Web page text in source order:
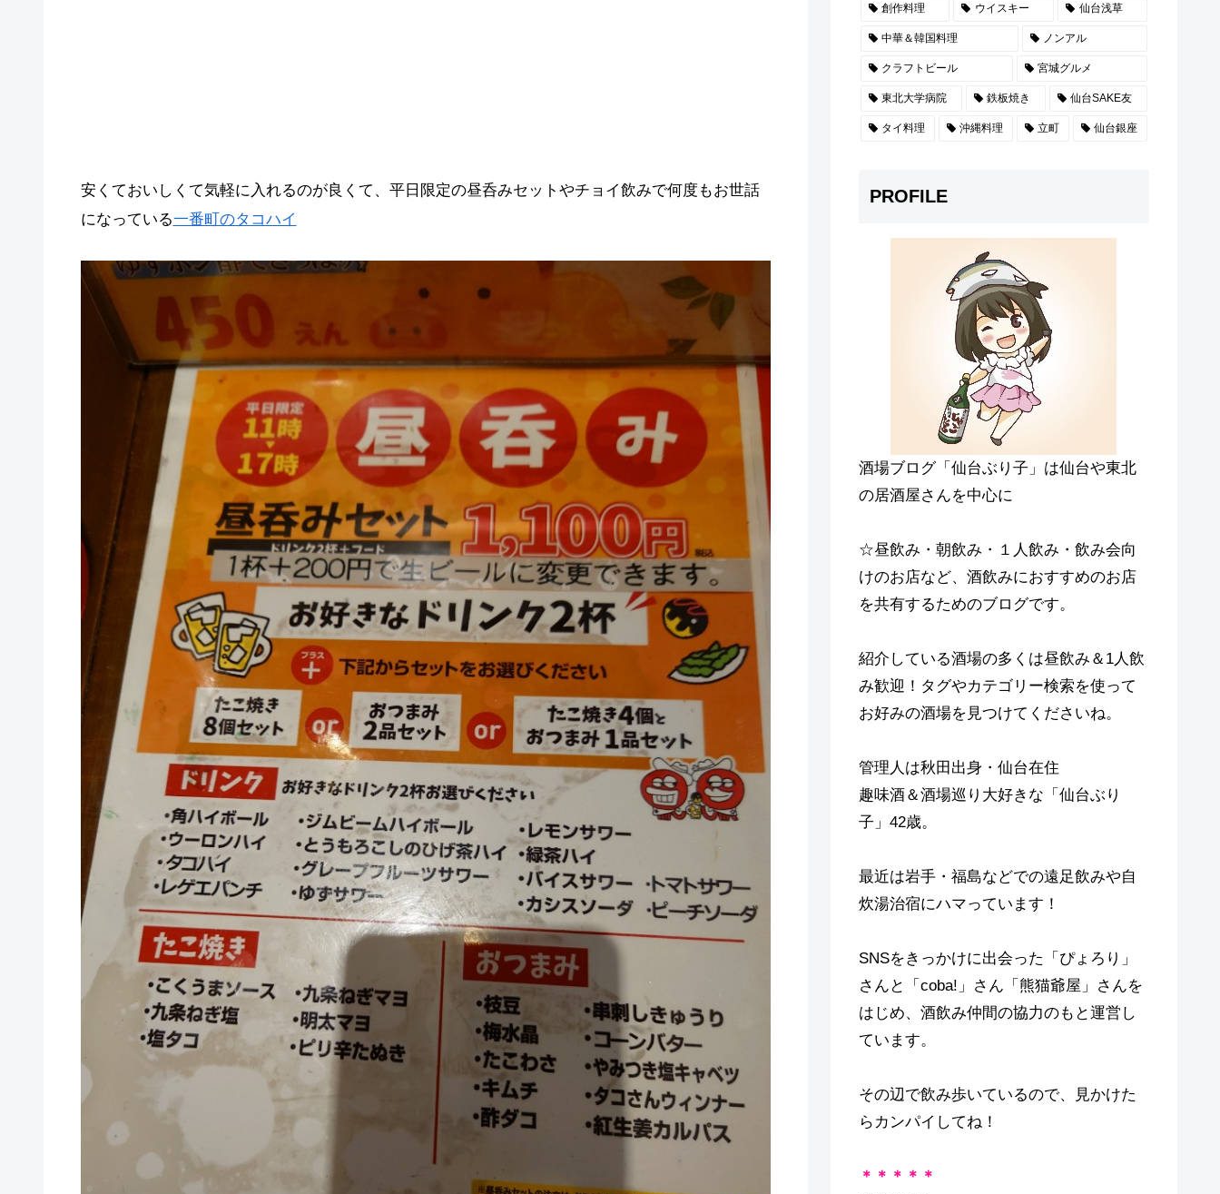
安くておいしくて気軽に入れるのが良くて、平日限定の昼呑みセットやチョイ飲みで何度もお世話
になっている一番町のタコハイ
創作料理 ウイスキー 仙台浅草
中華＆韓国料理 ノンアル
クラフトビール 宮城グルメ
東北大学病院 鉄板焼き 仙台SAKE友
タイ料理 沖縄料理 立町 仙台銀座
PROFILE
酒場ブログ「仙台ぶり子」は仙台や東北
の居酒屋さんを中心に
☆昼飲み・朝飲み・１人飲み・飲み会向
けのお店など、酒飲みにおすすめのお店
を共有するためのブログです。
紹介している酒場の多くは昼飲み＆1人飲
み歓迎！タグやカテゴリー検索を使って
お好みの酒場を見つけてくださいね。
管理人は秋田出身・仙台在住
趣味酒＆酒場巡り大好きな「仙台ぶり
子」42歳。
最近は岩手・福島などでの遠足飲みや自
炊湯治宿にハマっています！
SNSをきっかけに出会った「ぴょろり」
さんと「coba!」さん「熊猫爺屋」さんを
はじめ、酒飲み仲間の協力のもと運営し
ています。
その辺で飲み歩いているので、見かけた
らカンパイしてね！
＊＊＊＊＊